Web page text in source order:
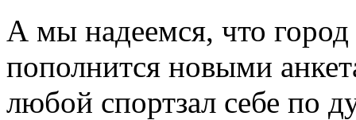
А мы надеемся, что
пополнится новыми
любой спортзал себе по